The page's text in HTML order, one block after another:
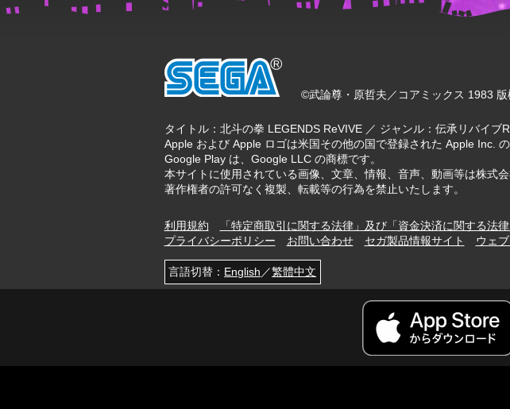
©武論尊・原哲夫／コアミックス 1983
タイトル：北斗の拳 LEGENDS ReVIVE ／ ジャンル：伝承リバイブ
Apple および Apple ロゴは米国その他の国で登録された Apple Inc.
Google Play は、Google LLC の商標です。
本サイトに使用されている画像、文章、情報、音声、動画等は株式
著作権者の許可なく複製、転載等の行為を禁止いたします。
利用規約 「特定商取引に関する法律」及び「資金決済に関する法
プライバシーポリシー
お問い合わせ セガ製品情報サイト ウェ
言語切替： English ／繁體中文